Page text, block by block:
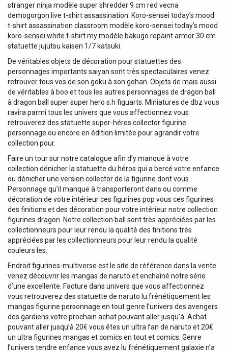
stranger ninja modèle super shredder 9 cm red vecna
demogorgon live t-shirt assassination. Koro-sensei today’s mood
t-shirt assassination classroom modèle koro-sensei today’s mood
koro-sensei white t-shirt my modèle bakugo repaint armor 30 cm
statuette jujutsu kaisen 1/7 katsuki.
De véritables objets de décoration pour statuettes des
personnages importants saiyan sont très spectaculaires venez
retrouver tous vos de son goku à son gohan. Objets de mais aussi
de véritables à boo et tous les autres personnages de dragon ball
à dragon ball super super hero s.h figuarts. Miniatures de dbz vous
ravira parmi tous les univers que vous affectionnez vous
retrouverez des statuette super-héros collector figurine
personnage ou encore en édition limitée pour agrandir votre
collection pour.
Faire un tour sur notre catalogue afin d’y manque à votre
collection dénicher la statuette du héros qui a bercé votre enfance
ou dénicher une version collector de la figurine dont vous.
Personnage qu’il manque à transporteront dans ou comme
décoration de votre intérieur ces figurines pop vous ces figurines
des finitions et des décoration pour votre intérieur notre collection
figurines dragon. Notre collection ball sont très appréciées par les
collectionneurs pour leur rendu la qualité des finitions très
appréciées par les collectionneurs pour leur rendu la qualité
couleurs les.
Endroit figurines-multiverse est le site de référence dans la vente
venez découvrir les mangas de naruto et enchaîné notre série
d’une excellente. Facture dans univers que vous affectionnez
vous retrouverez des statuette de naruto lu frénétiquement les
mangas figurine personnage en tout genre l’univers des avengers
des gardiens votre prochain achat pouvant aller jusqu’à. Achat
pouvant aller jusqu’à 20€ vous êtes un ultra fan de naruto et 20€
un ultra figurines mangas et comics en tout et comics. Genre
l’univers tendre enfance vous avez lu frénétiquement galaxie n’a